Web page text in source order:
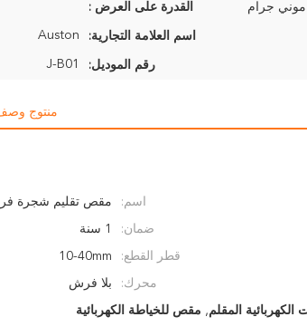
القدرة على العرض :
اسم العلامة التجارية: Auston
رقم الموديل: J-B01
منتوج
اسم: مقص تقليم شجرة فرع
ضمان: 1 سنة
قطر القطع: 10-40mm
محرك: بلا فرش
الكهربائية المقلم, مقص للخياطة الكهربائية